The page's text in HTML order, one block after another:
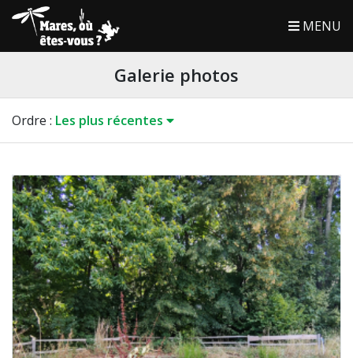
MENU
Galerie photos
Ordre : Les plus récentes